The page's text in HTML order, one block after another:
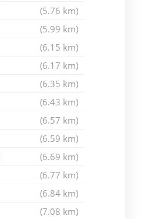
(5.76 km)
(5.99 km)
(6.15 km)
(6.17 km)
(6.35 km)
(6.43 km)
(6.57 km)
(6.59 km)
(6.69 km)
(6.77 km)
(6.84 km)
(7.08 km)